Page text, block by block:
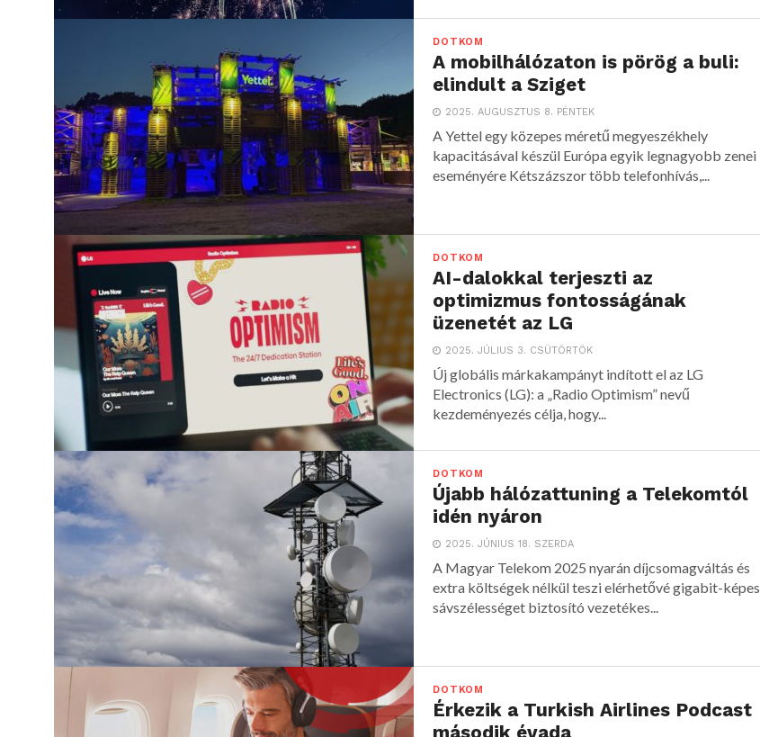
DOTKOM
A mobilhálózaton is pörög a buli:
elindult a Sziget
2025. AUGUSZTUS 8. PÉNTEK
A Yettel egy közepes méretű megyeszékhely
kapacitásával készül Európa egyik legnagyobb zenei
eseményére Kétszázszor több telefonhívás,...
DOTKOM
AI-dalokkal terjeszti az
optimizmus fontosságának
üzenetét az LG
2025. JÚLIUS 3. CSÜTÖRTÖK
Új globális márkakampányt indított el az LG
Electronics (LG): a „Radio Optimism” nevű
kezdeményezés célja, hogy...
DOTKOM
Újabb hálózattuning a Telekomtól
idén nyáron
2025. JÚNIUS 18. SZERDA
A Magyar Telekom 2025 nyarán díjcsomagváltás és
extra költségek nélkül teszi elérhetővé gigabit-képes
sávszélességet biztosító vezetékes...
DOTKOM
Érkezik a Turkish Airlines Podcast